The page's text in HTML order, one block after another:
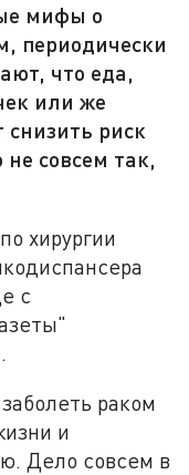
мифы о
периодически
что еда,
или же
риск
совсем так,
хирургии
с
раком
и
Дело совсем в